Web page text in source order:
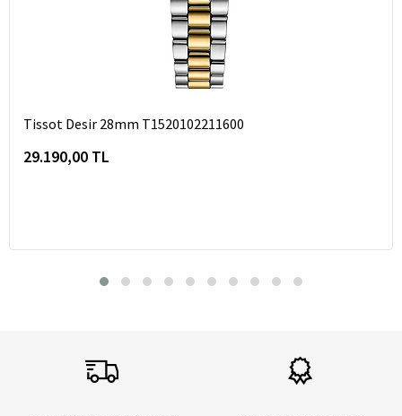
Tissot Desir 28mm T1520102211600
29.190,00 TL